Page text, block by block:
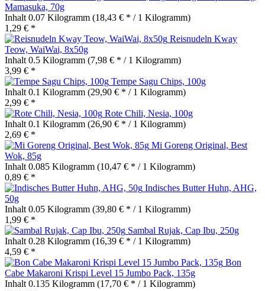
Mamasuka, 70g
Inhalt 0.07 Kilogramm (18,43 € * / 1 Kilogramm)
1,29 € *
Reisnudeln Kway
Teow, WaiWai, 8x50g
Inhalt 0.5 Kilogramm (7,98 € * / 1 Kilogramm)
3,99 € *
Tempe Sagu Chips, 100g
Inhalt 0.1 Kilogramm (29,90 € * / 1 Kilogramm)
2,99 € *
Rote Chili, Nesia, 100g
Inhalt 0.1 Kilogramm (26,90 € * / 1 Kilogramm)
2,69 € *
Mi Goreng Original, Best
Wok, 85g
Inhalt 0.085 Kilogramm (10,47 € * / 1 Kilogramm)
0,89 € *
Indisches Butter Huhn, AHG,
50g
Inhalt 0.05 Kilogramm (39,80 € * / 1 Kilogramm)
1,99 € *
Sambal Rujak, Cap Ibu, 250g
Inhalt 0.28 Kilogramm (16,39 € * / 1 Kilogramm)
4,59 € *
Bon
Cabe Makaroni Krispi Level 15 Jumbo Pack, 135g
Inhalt 0.135 Kilogramm (17,70 € * / 1 Kilogramm)